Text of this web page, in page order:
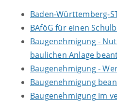
Baden-Württemberg-
BAföG für einen
Baugenehmigung -
baulichen Anlage
Baugenehmigung -
Baugenehmigung
Baugenehmigung im